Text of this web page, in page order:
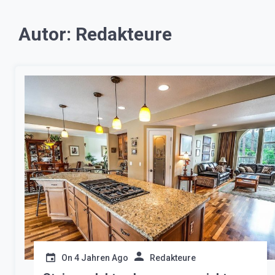
Autor: Redakteure
On 4 Jahren Ago Redakteure